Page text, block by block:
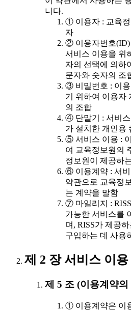
니다.
① 이용자 : 교육
자
② 이용자번호(ID)
서비스 이용을 위
자의 선택에 의하
문자와 숫자의 조
③ 비밀번호 : 이
기 위하여 이용자
의 조합
④ 단말기 : 서비
가 설치한 개인용
⑤ 서비스 이용 :
여 교육정보원의
정보원이 제공하
⑥ 이용계약 : 서비
약관으로 교육정
는 계약을 말함
⑦ 마일리지 :
가능한 서비스를
며, RISS가 제공
구입하는 데 사용
제 2 장 서비스 이
제 5 조 (이용계약의
① 이용계약은 이